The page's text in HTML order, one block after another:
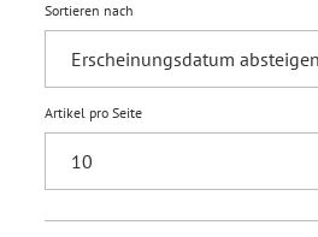
Sortieren nach
Artikel pro Seite